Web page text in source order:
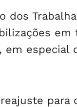
dos
em
em especial
para